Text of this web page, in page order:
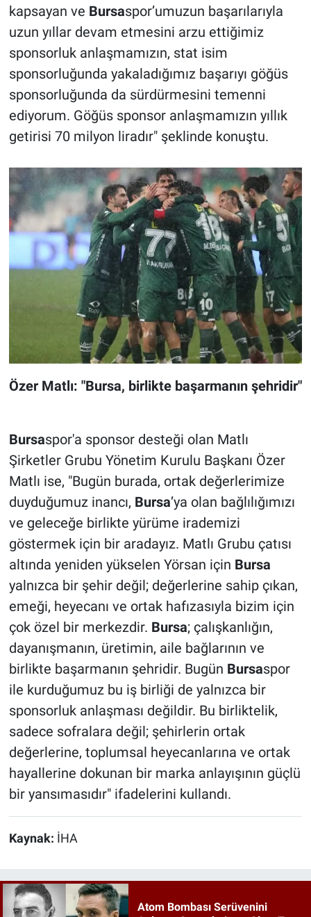
kapsayan ve Bursaspor’umuzun başarılarıyla
uzun yıllar devam etmesini arzu ettiğimiz
sponsorluk anlaşmamızın, stat isim
sponsorluğunda yakaladığımız başarıyı göğüs
sponsorluğunda da sürdürmesini temenni
ediyorum. Göğüs sponsor anlaşmamızın yıllık
getirisi 70 milyon liradır" şeklinde konuştu.
Özer Matlı: "Bursa, birlikte başarmanın şehridir"
Bursaspor'a sponsor desteği olan Matlı
Şirketler Grubu Yönetim Kurulu Başkanı Özer
Matlı ise, "Bugün burada, ortak değerlerimize
duyduğumuz inancı, Bursa’ya olan bağlılığımızı
ve geleceğe birlikte yürüme irademizi
göstermek için bir aradayız. Matlı Grubu çatısı
altında yeniden yükselen Yörsan için Bursa
yalnızca bir şehir değil; değerlerine sahip çıkan,
emeği, heyecanı ve ortak hafızasıyla bizim için
çok özel bir merkezdir. Bursa; çalışkanlığın,
dayanışmanın, üretimin, aile bağlarının ve
birlikte başarmanın şehridir. Bugün Bursaspor
ile kurduğumuz bu iş birliği de yalnızca bir
sponsorluk anlaşması değildir. Bu birliktelik,
sadece sofralara değil; şehirlerin ortak
değerlerine, toplumsal heyecanlarına ve ortak
hayallerine dokunan bir marka anlayışının güçlü
bir yansımasıdır" ifadelerini kullandı.
Kaynak: İHA
Atom Bombası Serüvenini